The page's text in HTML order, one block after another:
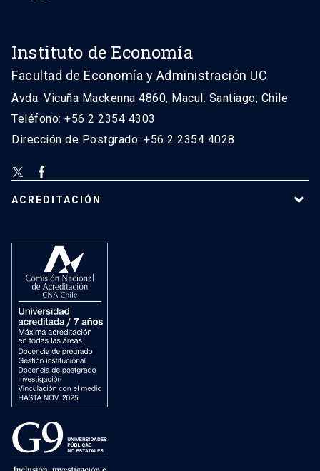
Instituto de Economía
Facultad de Economía y Administración UC
Avda. Vicuña Mackenna 4860, Macul. Santiago, Chile
Teléfono: +56 2 2354 4303
Dirección de Postgrado: +56 2 2354 4028
ACREDITACIÓN